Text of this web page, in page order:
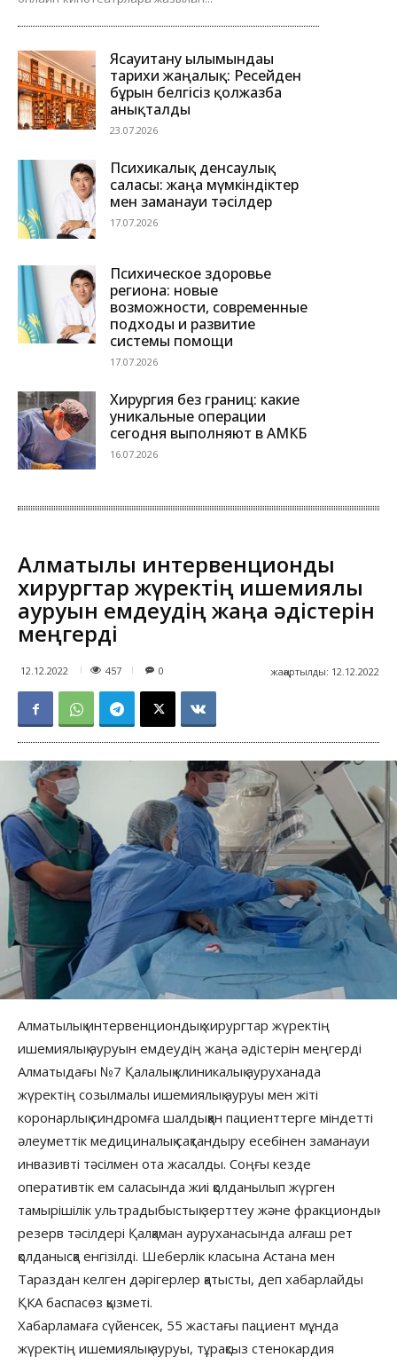
Ясауитану ғылымындағы
тарихи жаңалық: Ресейден
бұрын белгісіз қолжазба
анықталды
23.07.2026
Психикалық денсаулық
саласы: жаңа мүмкіндіктер
мен заманауи тәсілдер
17.07.2026
Психическое здоровье
региона: новые
возможности, современные
подходы и развитие
системы помощи
17.07.2026
Хирургия без границ: какие
уникальные операции
сегодня выполняют в АМКБ
16.07.2026